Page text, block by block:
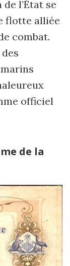
l’État se
flotte alliée
combat.
officiel
de la